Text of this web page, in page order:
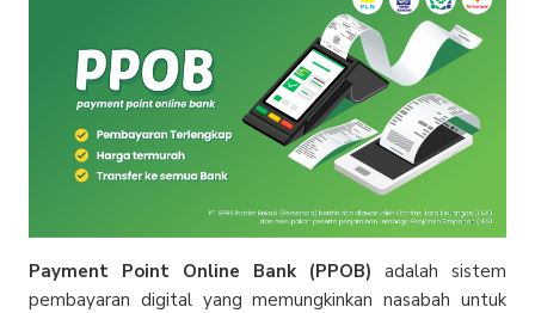
Payment Point Online Bank (PPOB) adalah sistem
pembayaran digital yang memungkinkan nasabah untuk